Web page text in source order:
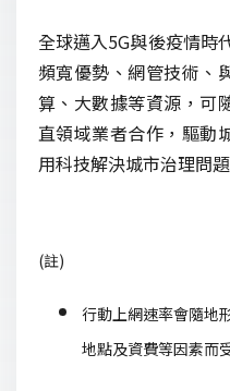
全球邁入5G與後疫情時
頻寬優勢、網管技術、
算、大數據等資源，可
直領域業者合作，驅動
用科技解決城市治理問
(註)
行動上網速率會隨地
地點及資費等因素而